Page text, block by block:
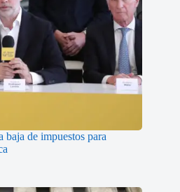
de impuestos para